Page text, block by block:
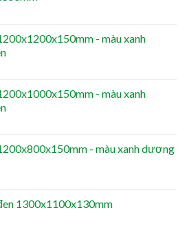
- màu xanh
- màu xanh
- màu xanh dương
1300x1100x130mm